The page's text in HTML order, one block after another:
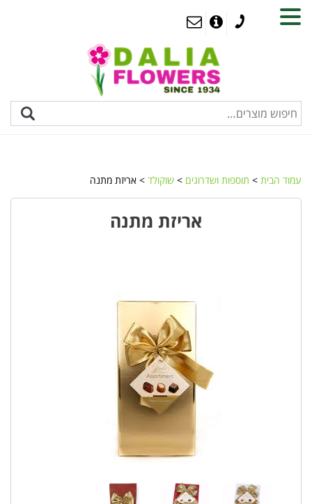
עמוד הבית > תוספות ושדרוגים > שוקולד > אריזת מתנה
אריזת מתנה